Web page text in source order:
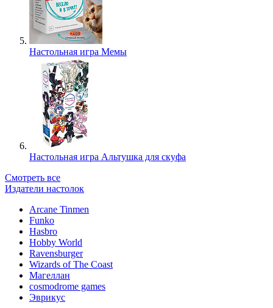
Настольная игра Мемы
Настольная игра Альтушка для скуфа
Смотреть все
Издатели настолок
Arcane Tinmen
Funko
Hasbro
Hobby World
Ravensburger
Wizards of The Coast
Магеллан
сosmodrome games
Эврикус